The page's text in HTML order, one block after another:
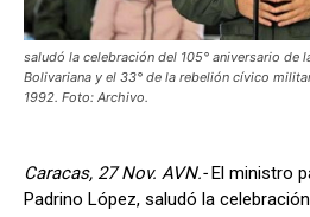
saludó la celebración del 105° aniversario de
Bolivariana y el 33° de la rebelión cívico
1992. Foto: Archivo.
Caracas, 27 Nov. AVN.-El ministro
Padrino López, saludó la